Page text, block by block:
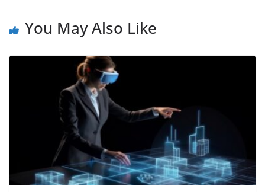
You May Also Like